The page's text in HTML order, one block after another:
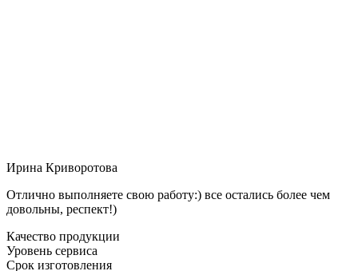
Ирина Криворотова
Отлично выполняете свою работу:) все остались более чем
довольны, респект!)
Качество продукции
Уровень сервиса
Срок изготовления